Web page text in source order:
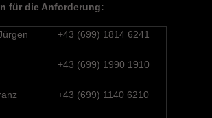
für die Anforderung:
+43 (699) 1814 6241
+43 (699) 1990 1910
+43 (699) 1140 6210